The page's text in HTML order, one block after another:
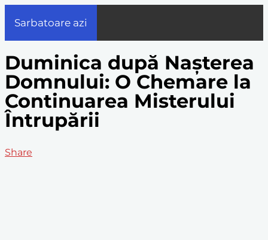
Sarbatoare azi
Duminica după Nașterea
Domnului: O Chemare la
Continuarea Misterului
Întrupării
Share